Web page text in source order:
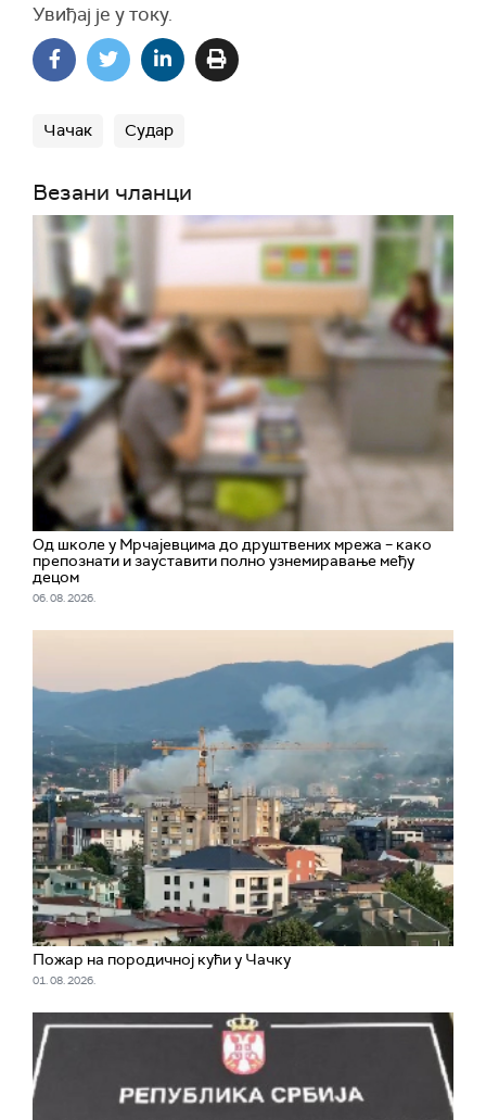
Увиђај је у току.
Чачак Судар
Везани чланци
Од школе у Мрчајевцима до друштвених мрежа – како
препознати и зауставити полно узнемиравање међу
децом
06. 08. 2026.
Пожар на породичној кући у Чачку
01. 08. 2026.